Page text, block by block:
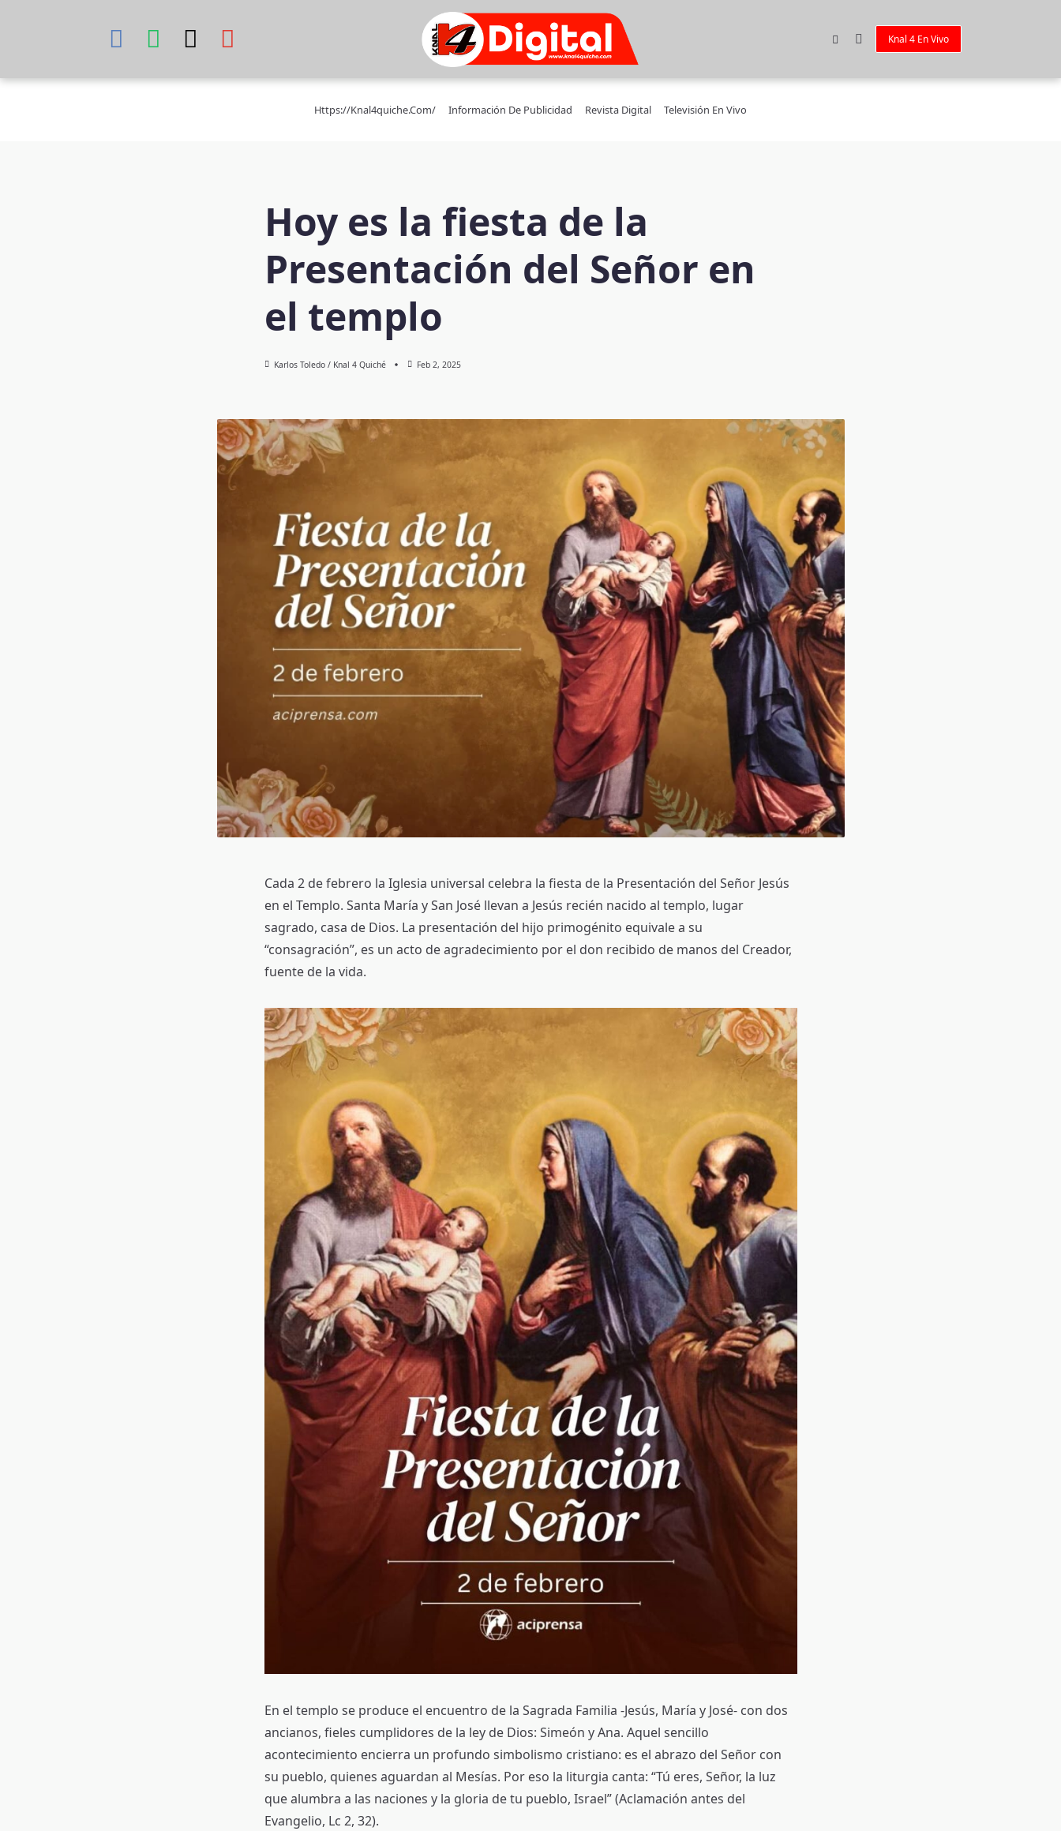
Knal 4 En Vivo
Https://knal4quiche.com/ Información De Publicidad Revista Digital Televisión En Vivo
Hoy es la fiesta de la
Presentación del Señor en
el templo
Karlos Toledo / Knal 4 Quiché Feb 2, 2025
Cada 2 de febrero la Iglesia universal celebra la fiesta de la Presentación del Señor Jesús
en el Templo. Santa María y San José llevan a Jesús recién nacido al templo, lugar
sagrado, casa de Dios. La presentación del hijo primogénito equivale a su
“consagración”, es un acto de agradecimiento por el don recibido de manos del Creador,
fuente de la vida.
En el templo se produce el encuentro de la Sagrada Familia -Jesús, María y José- con dos
ancianos, fieles cumplidores de la ley de Dios: Simeón y Ana. Aquel sencillo
acontecimiento encierra un profundo simbolismo cristiano: es el abrazo del Señor con
su pueblo, quienes aguardan al Mesías. Por eso la liturgia canta: “Tú eres, Señor, la luz
que alumbra a las naciones y la gloria de tu pueblo, Israel” (Aclamación antes del
Evangelio, Lc 2, 32).